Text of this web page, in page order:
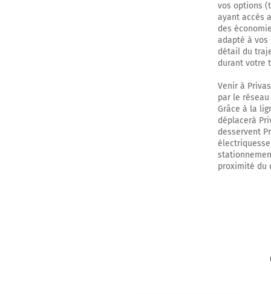
vos options
ayant accès
des
adapté à
détail du
durant votre
Venir à
par le réseau
Grâce à la
déplacerà
desservent
proximité du